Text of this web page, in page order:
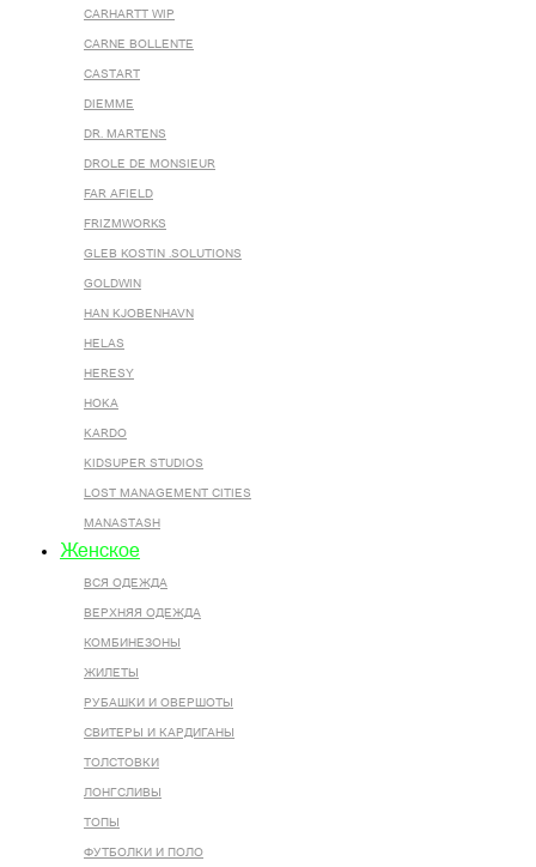
CARHARTT WIP
CARNE BOLLENTE
CASTART
DIEMME
DR. MARTENS
DROLE DE MONSIEUR
FAR AFIELD
FRIZMWORKS
GLEB KOSTIN .SOLUTIONS
GOLDWIN
HAN KJOBENHAVN
HELAS
HERESY
HOKA
KARDO
KIDSUPER STUDIOS
LOST MANAGEMENT CITIES
MANASTASH
Женское
ВСЯ ОДЕЖДА
ВЕРХНЯЯ ОДЕЖДА
КОМБИНЕЗОНЫ
ЖИЛЕТЫ
РУБАШКИ И ОВЕРШОТЫ
СВИТЕРЫ И КАРДИГАНЫ
ТОЛСТОВКИ
ЛОНГСЛИВЫ
ТОПЫ
ФУТБОЛКИ И ПОЛО